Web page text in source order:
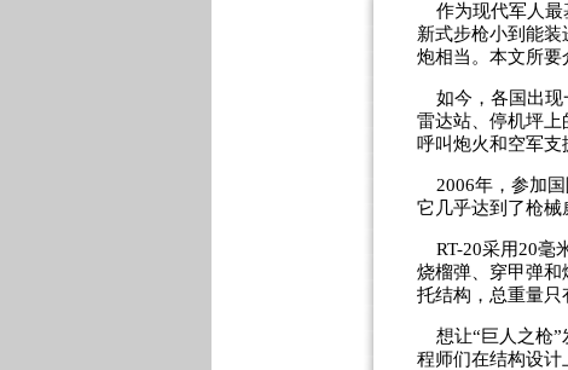
作为现代军人最
新式步枪小到能
炮相当。本文所
如今，各国出现
雷达站、停机坪
呼叫炮火和空军支
2006年，参加国
它几乎达到了枪械
RT-20采用20毫
烧榴弹、穿甲弹
托结构，总重量只
想让“巨人之枪”
程师们在结构设计